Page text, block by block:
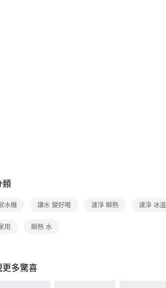
類
水機 讓水 變好喝 濾淨 瞬熱 濾淨 冰溫
用 瞬熱 水
更多驚喜